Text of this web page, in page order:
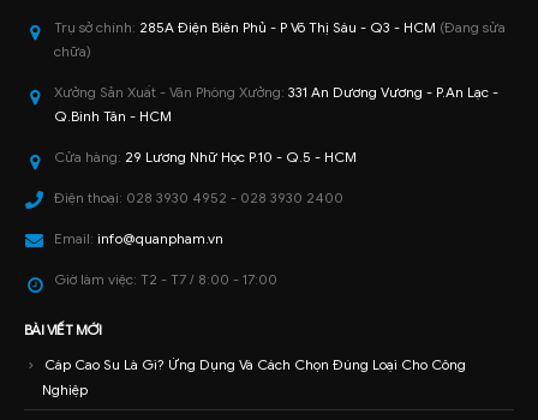
Trụ sở chính: 285A Điện Biên Phủ - P Võ Thị Sáu - Q3 - HCM (Đang sửa
chữa)
Xưởng Sản Xuất - Văn Phòng Xưởng: 331 An Dương Vương - P.An Lạc -
Q.Bình Tân - HCM
Cửa hàng: 29 Lương Nhữ Học P.10 - Q.5 - HCM
Điện thoại: 028 3930 4952 - 028 3930 2400
Email: info@quanpham.vn
Giờ làm việc: T2 - T7 / 8:00 - 17:00
BÀI VIẾT MỚI
Cáp Cao Su Là Gì? Ứng Dụng Và Cách Chọn Đúng Loại Cho Công
Nghiệp